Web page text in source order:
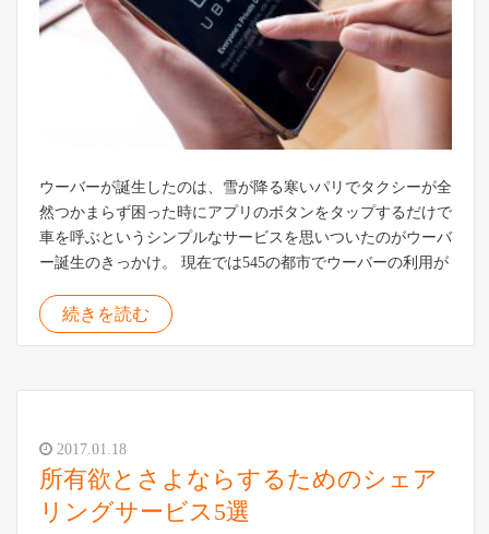
ウーバーが誕生したのは、雪が降る寒いパリでタクシーが全
然つかまらず困った時にアプリのボタンをタップするだけで
車を呼ぶというシンプルなサービスを思いついたのがウーバ
ー誕生のきっかけ。 現在では545の都市でウーバーの利用が
続きを読む
2017.01.18
所有欲とさよならするためのシェア
リングサービス5選